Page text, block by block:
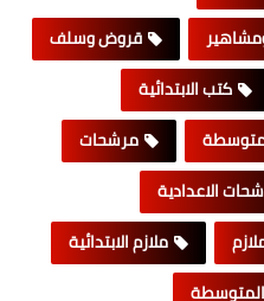
قروض وسلف
كتب الابتدائية
مرشحات
الاعدادية
ملازم الابتدائية